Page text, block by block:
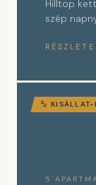
Hilltop
szép
KISÁLLAT-
5